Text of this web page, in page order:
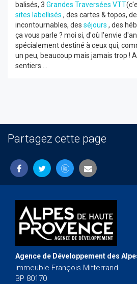
balisés, 3 Grandes Traversées VTT
sites labellisés , des cartes & topos,
incontournables, des séjours , des
ça vous parle ? moi si, d'où l'envie
spécialement destiné à ceux qui,
un peu, beaucoup mais jamais trop !
sentiers ...
Partagez cette page
Agence de Développement des
Immeuble François Mitterrand
BP 80170